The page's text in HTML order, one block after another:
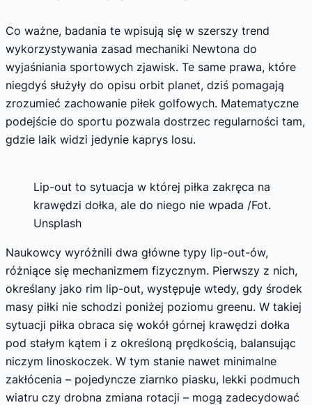
Co ważne, badania te wpisują się w szerszy trend
wykorzystywania zasad mechaniki Newtona do
wyjaśniania sportowych zjawisk. Te same prawa, które
niegdyś służyły do opisu orbit planet, dziś pomagają
zrozumieć zachowanie piłek golfowych. Matematyczne
podejście do sportu pozwala dostrzec regularności tam,
gdzie laik widzi jedynie kaprys losu.
Lip-out to sytuacja w której piłka zakręca na
krawędzi dołka, ale do niego nie wpada /Fot.
Unsplash
Naukowcy wyróżnili dwa główne typy lip-out-ów,
różniące się mechanizmem fizycznym. Pierwszy z nich,
określany jako rim lip-out, występuje wtedy, gdy środek
masy piłki nie schodzi poniżej poziomu greenu. W takiej
sytuacji piłka obraca się wokół górnej krawędzi dołka
pod stałym kątem i z określoną prędkością, balansując
niczym linoskoczek. W tym stanie nawet minimalne
zakłócenia – pojedyncze ziarnko piasku, lekki podmuch
wiatru czy drobna zmiana rotacji – mogą zadecydować